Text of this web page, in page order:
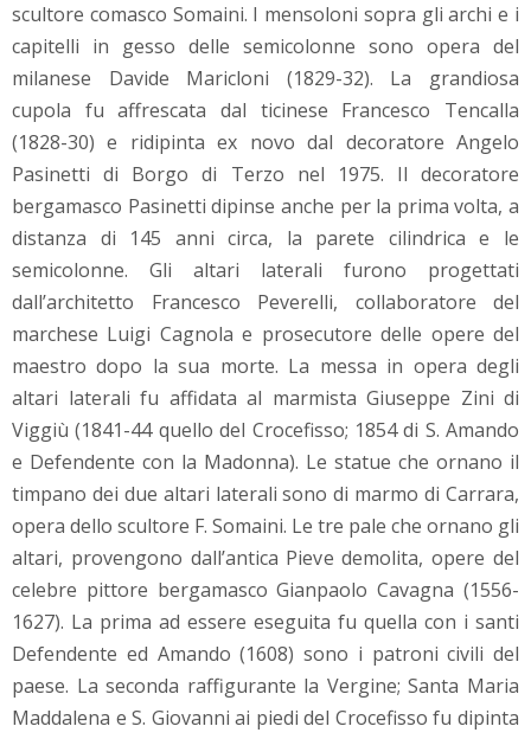
scultore comasco Somaini. I mensoloni sopra gli archi e i
capitelli in gesso delle semicolonne sono opera del
milanese Davide Maricloni (1829-32). La grandiosa
cupola fu affrescata dal ticinese Francesco Tencalla
(1828-30) e ridipinta ex novo dal decoratore Angelo
Pasinetti di Borgo di Terzo nel 1975. Il decoratore
bergamasco Pasinetti dipinse anche per la prima volta, a
distanza di 145 anni circa, la parete cilindrica e le
semicolonne. Gli altari laterali furono progettati
dall’architetto Francesco Peverelli, collaboratore del
marchese Luigi Cagnola e prosecutore delle opere del
maestro dopo la sua morte. La messa in opera degli
altari laterali fu affidata al marmista Giuseppe Zini di
Viggiù (1841-44 quello del Crocefisso; 1854 di S. Amando
e Defendente con la Madonna). Le statue che ornano il
timpano dei due altari laterali sono di marmo di Carrara,
opera dello scultore F. Somaini. Le tre pale che ornano gli
altari, provengono dall’antica Pieve demolita, opere del
celebre pittore bergamasco Gianpaolo Cavagna (1556-
1627). La prima ad essere eseguita fu quella con i santi
Defendente ed Amando (1608) sono i patroni civili del
paese. La seconda raffigurante la Vergine; Santa Maria
Maddalena e S. Giovanni ai piedi del Crocefisso fu dipinta